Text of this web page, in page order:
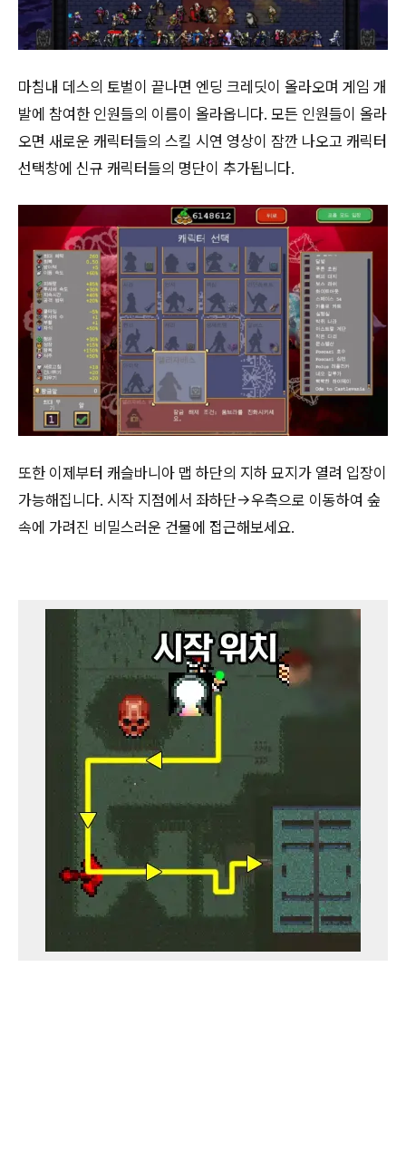
마침내 데스의 토벌이 끝나면 엔딩 크레딧이 올라오며 게임 개
발에 참여한 인원들의 이름이 올라옵니다. 모든 인원들이 올라
오면 새로운 캐릭터들의 스킬 시연 영상이 잠깐 나오고 캐릭터
선택창에 신규 캐릭터들의 명단이 추가됩니다.
또한 이제부터 캐슬바니아 맵 하단의 지하 묘지가 열려 입장이
가능해집니다. 시작 지점에서 좌하단→우측으로 이동하여 숲
속에 가려진 비밀스러운 건물에 접근해보세요.